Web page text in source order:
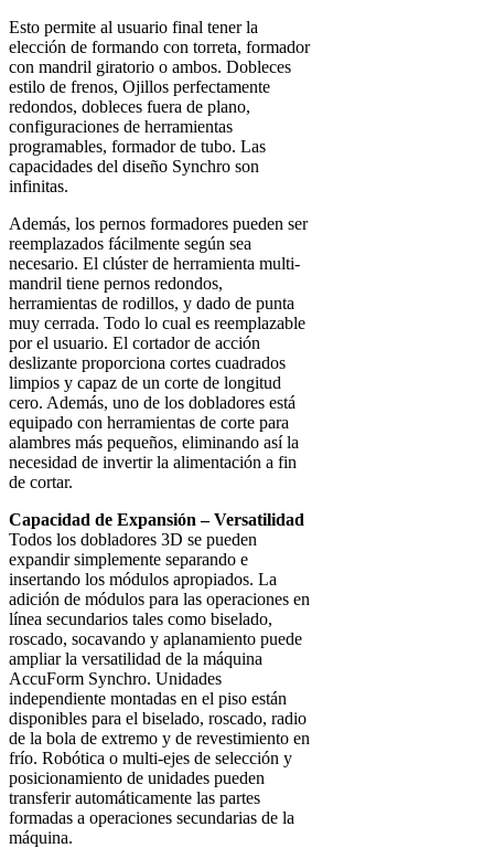
Esto permite al usuario final tener la
elección de formando con torreta, formador
con mandril giratorio o ambos. Dobleces
estilo de frenos, Ojillos perfectamente
redondos, dobleces fuera de plano,
configuraciones de herramientas
programables, formador de tubo. Las
capacidades del diseño Synchro son
infinitas.
Además, los pernos formadores pueden ser
reemplazados fácilmente según sea
necesario. El clúster de herramienta multi-
mandril tiene pernos redondos,
herramientas de rodillos, y dado de punta
muy cerrada. Todo lo cual es reemplazable
por el usuario. El cortador de acción
deslizante proporciona cortes cuadrados
limpios y capaz de un corte de longitud
cero. Además, uno de los dobladores está
equipado con herramientas de corte para
alambres más pequeños, eliminando así la
necesidad de invertir la alimentación a fin
de cortar.
Capacidad de Expansión – Versatilidad
Todos los dobladores 3D se pueden
expandir simplemente separando e
insertando los módulos apropiados. La
adición de módulos para las operaciones en
línea secundarios tales como biselado,
roscado, socavando y aplanamiento puede
ampliar la versatilidad de la máquina
AccuForm Synchro. Unidades
independiente montadas en el piso están
disponibles para el biselado, roscado, radio
de la bola de extremo y de revestimiento en
frío. Robótica o multi-ejes de selección y
posicionamiento de unidades pueden
transferir automáticamente las partes
formadas a operaciones secundarias de la
máquina.